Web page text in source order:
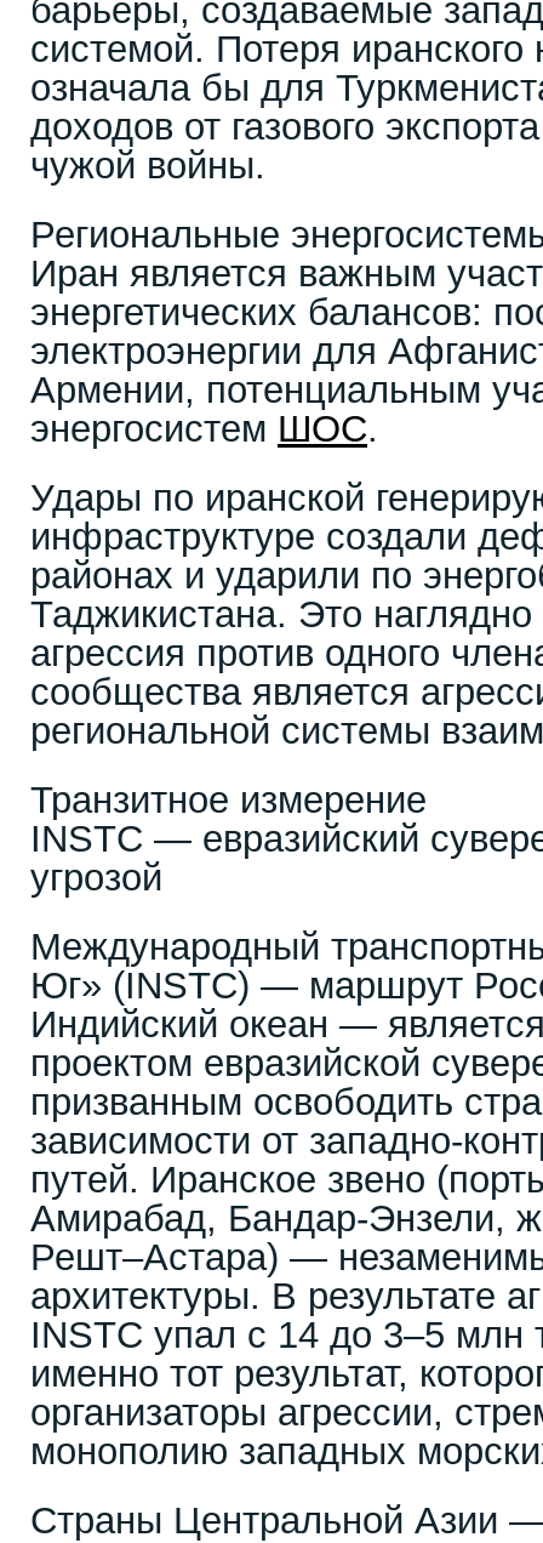
барьеры, создаваемые
системой. Потеря иранского
означала бы для
доходов от газового
чужой войны.
Региональные
Иран является важным
энергетических балансов:
электроэнергии для
Армении, потенциальным
энергосистем ШОС.
Удары по иранской
инфраструктуре создали
районах и ударили по
Таджикистана. Это
агрессия против одного
сообщества является
региональной системы
Транзитное измерение
INSTC — евразийский
угрозой
Международный
Юг» (INSTC) — маршрут
Индийский океан —
проектом евразийской
призванным освободить
зависимости от западно-
путей. Иранское звено
Амирабад, Бандар-Энзели,
Решт–Астара) —
архитектуры. В результате
INSTC упал с 14 до 3–5 млн
именно тот результат,
организаторы агрессии,
монополию западных
Страны Центральной Азии